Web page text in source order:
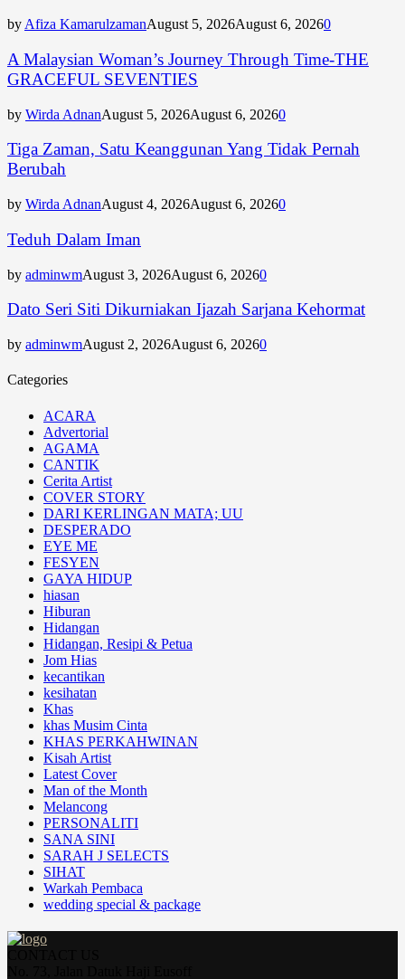
by Afiza KamarulzamanAugust 5, 2026August 6, 20260
A Malaysian Woman’s Journey Through Time-THE
GRACEFUL SEVENTIES
by Wirda AdnanAugust 5, 2026August 6, 20260
Tiga Zaman, Satu Keanggunan Yang Tidak Pernah
Berubah
by Wirda AdnanAugust 4, 2026August 6, 20260
Teduh Dalam Iman
by adminwmAugust 3, 2026August 6, 20260
Dato Seri Siti Dikurniakan Ijazah Sarjana Kehormat
by adminwmAugust 2, 2026August 6, 20260
Categories
ACARA
Advertorial
AGAMA
CANTIK
Cerita Artist
COVER STORY
DARI KERLINGAN MATA; UU
DESPERADO
EYE ME
FESYEN
GAYA HIDUP
hiasan
Hiburan
Hidangan
Hidangan, Resipi & Petua
Jom Hias
kecantikan
kesihatan
Khas
khas Musim Cinta
KHAS PERKAHWINAN
Kisah Artist
Latest Cover
Man of the Month
Melancong
PERSONALITI
SANA SINI
SARAH J SELECTS
SIHAT
Warkah Pembaca
wedding special & package